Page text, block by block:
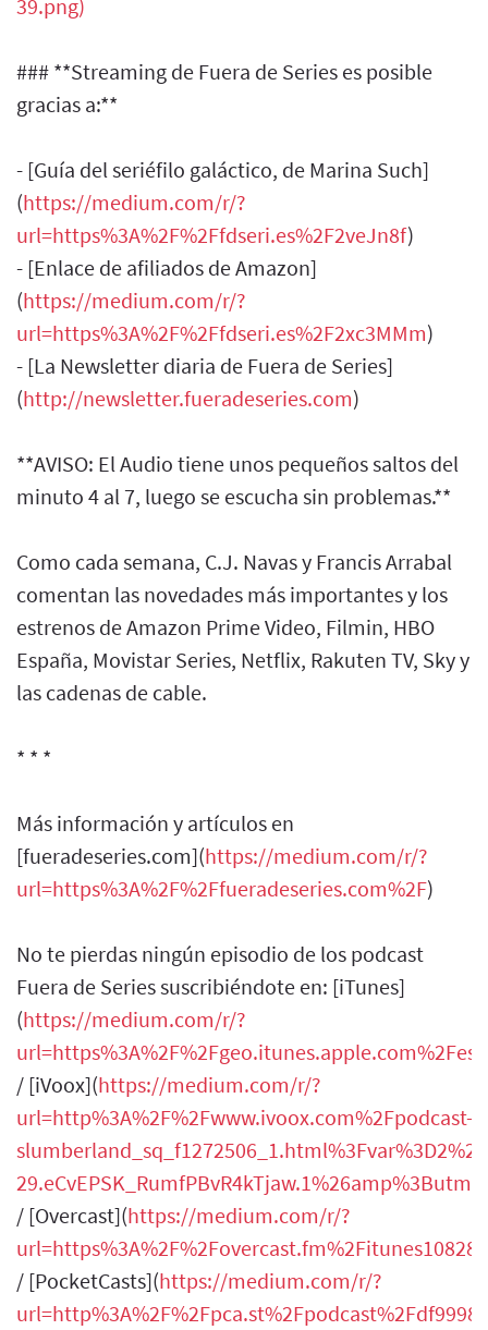
39.png)
### **Streaming de Fuera de Series es posible
gracias a:**
- [Guía del seriéfilo galáctico, de Marina Such]
(https://medium.com/r/?
url=https%3A%2F%2Ffdseri.es%2F2veJn8f)
- [Enlace de afiliados de Amazon]
(https://medium.com/r/?
url=https%3A%2F%2Ffdseri.es%2F2xc3MMm)
- [La Newsletter diaria de Fuera de Series]
(http://newsletter.fueradeseries.com)
**AVISO: El Audio tiene unos pequeños saltos del
minuto 4 al 7, luego se escucha sin problemas.**
Como cada semana, C.J. Navas y Francis Arrabal
comentan las novedades más importantes y los
estrenos de Amazon Prime Video, Filmin, HBO
España, Movistar Series, Netflix, Rakuten TV, Sky y
las cadenas de cable.
* * *
Más información y artículos en
[fueradeseries.com](https://medium.com/r/?
url=https%3A%2F%2Ffueradeseries.com%2F)
No te pierdas ningún episodio de los podcast
Fuera de Series suscribiéndote en: [iTunes]
(https://medium.com/r/?
/ [iVoox](https://medium.com/r/?
url=http%3A%2F%2Fwww.ivoox.com%2Fpodcast-
/ [Overcast](https://medium.com/r/?
/ [PocketCasts](https://medium.com/r/?